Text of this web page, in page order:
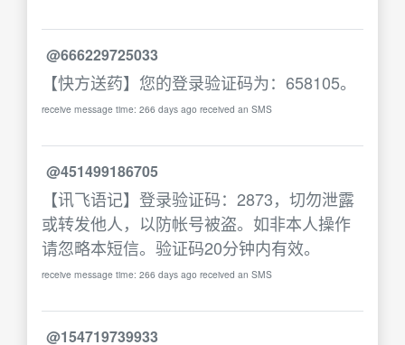
@666229725033
【快方送药】您的登录验证码为：658105。
receive message time: 266 days ago received an SMS
@451499186705
【讯飞语记】登录验证码：2873，切勿泄露
或转发他人，以防帐号被盗。如非本人操作
请忽略本短信。验证码20分钟内有效。
receive message time: 266 days ago received an SMS
@154719739933